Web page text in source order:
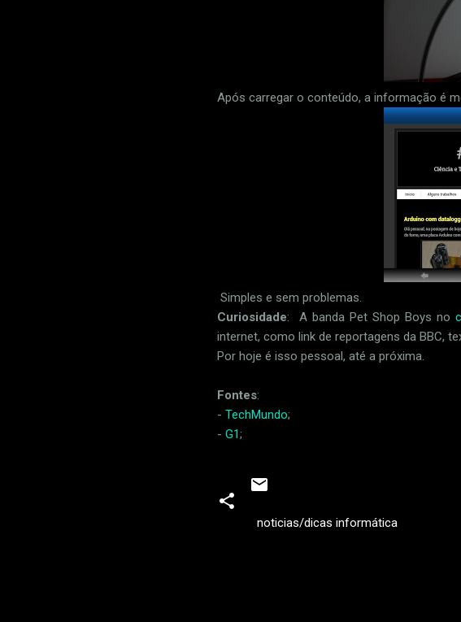
Após carregar o conteúdo, a informação é
Simples e sem problemas.
Curiosidade: A banda Pet Shop Boys no
internet, como link de reportagens da BBC,
Por hoje é isso pessoal, até a próxima.
Fontes:
- TechMundo;
- G1;
noticias/dicas informática